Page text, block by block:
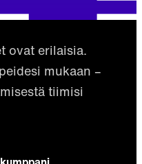
ovat erilaisia.
mukaan –
tiimisi